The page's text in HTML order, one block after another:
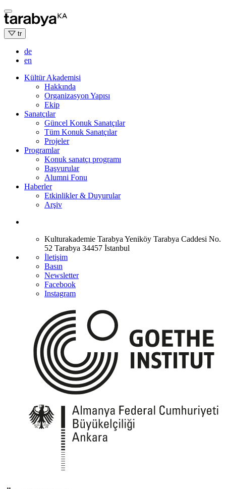
Skip
to
content
tr
de
en
Kültür Akademisi
Hakkında
Organizasyon Yapısı
Ekip
Sanatçılar
Güncel Konuk Sanatçılar
Tüm Konuk Sanatçılar
Projeler
Programlar
Konuk sanatçı programı
Başvurular
Alumni Fonu
Haberler
Etkinlikler & Duyurular
Arşiv
Kulturakademie Tarabya Yeniköy Tarabya Caddesi No.
52 Tarabya 34457 İstanbul
İletişim
Basın
Newsletter
Facebook
Instagram